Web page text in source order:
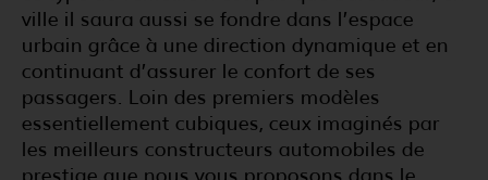
ville il saura aussi se fondre dans l’espace
urbain grâce à une direction dynamique et en
continuant d’assurer le confort de ses
passagers. Loin des premiers modèles
essentiellement cubiques, ceux imaginés par
les meilleurs constructeurs automobiles de
prestige que nous vous proposons dans le